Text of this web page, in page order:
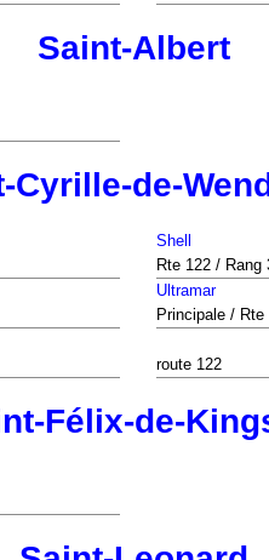
Saint-Albert
Cyrille-de-
Shell
Rte 122 / Rang
Ultramar
Principale /
route 122
Félix-de-